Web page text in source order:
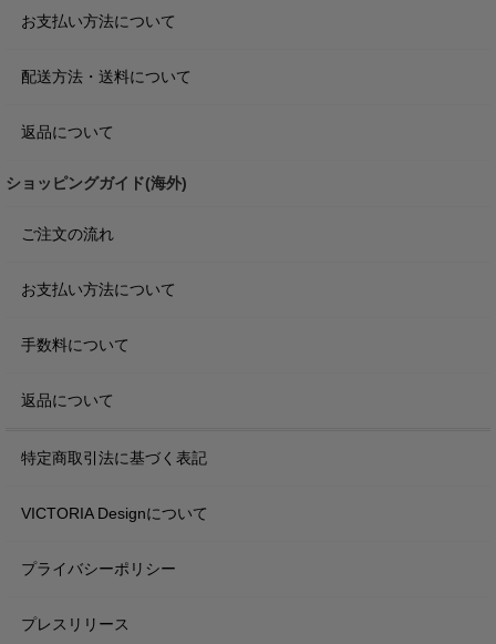
お支払い方法について
配送方法・送料について
返品について
ショッピングガイド(海外)
ご注文の流れ
お支払い方法について
手数料について
返品について
特定商取引法に基づく表記
VICTORIA Designについて
プライバシーポリシー
プレスリリース